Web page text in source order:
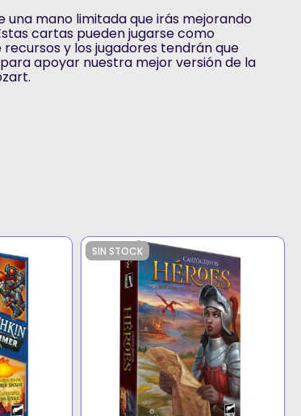
una mano limitada que irás mejorando
cartas pueden jugarse como
y los jugadores tendrán que
apoyar nuestra mejor versión de la
SIN STOCK